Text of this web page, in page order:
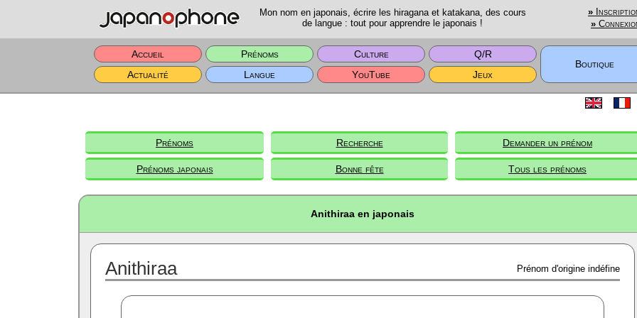
Mon nom en japonais, écrire les hiragana et katakana, des cours
de langue : tout pour apprendre le japonais !
»
»
Accueil Prénoms Culture
Q/R
Boutique
Actualité
Langue YouTube Jeux
Prénoms Recherche Demander un prénom
Prénoms japonais Bonne fête Tous les prénoms
Anithiraa en japonais
Anithiraa Prénom d'origine indéfine